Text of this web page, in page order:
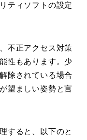
ティソフトの設定
不正アクセス対策
性もあります。少
除されている場合
望ましい姿勢と言
すると、以下のと